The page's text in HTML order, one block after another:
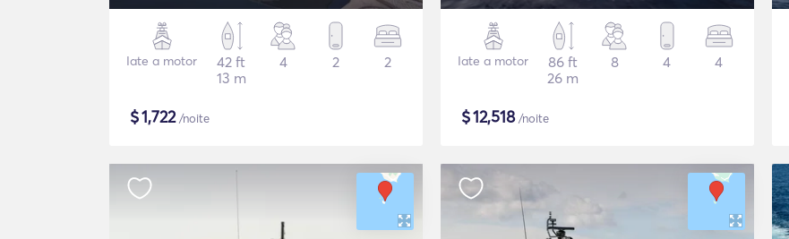
Iate a motor
42 ft
13 m
4 2 2
$1,722/noite
Iate a motor
86 ft
26 m
8 4 4
$12,518/noite